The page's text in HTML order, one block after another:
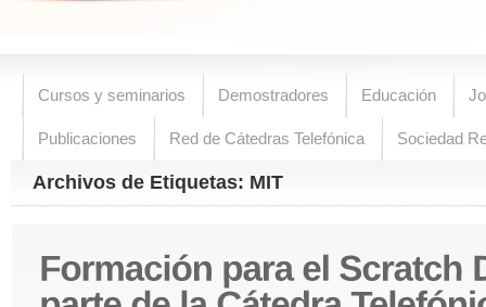
Cursos y seminarios Demostradores Educación
Publicaciones Red de Cátedras Telefónica Sociedad
Archivos de Etiquetas: MIT